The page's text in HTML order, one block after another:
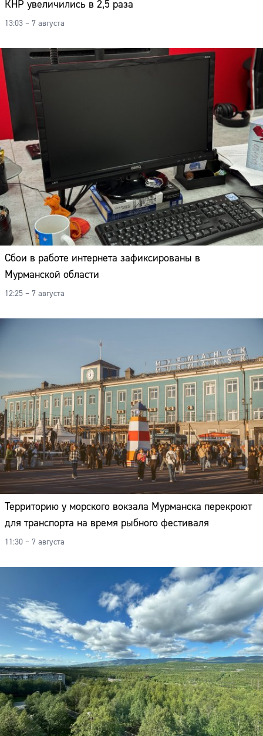
КНР увеличились в 2,5 раза
13:03 – 7 августа
Сбои в работе интернета зафиксированы в
Мурманской области
12:25 – 7 августа
Территорию у морского вокзала Мурманска перекроют
для транспорта на время рыбного фестиваля
11:30 – 7 августа